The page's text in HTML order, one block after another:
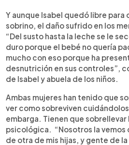
Y aunque Isabel quedó libre para
sobrino, el daño sufrido en los
“Del susto hasta la leche se le
duro porque el bebé no quería
mucho con eso porque ha
desnutrición en sus controles”,
de Isabel y abuela de los niños.
Ambas mujeres han tenido que
ver como sobreviven
embarga. Tienen que
psicológica. “Nosotros la vemos
de otra de mis hijas, y gente de